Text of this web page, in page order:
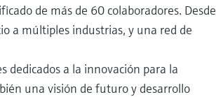
de más de 60 colaboradores. Desde
a múltiples industrias, y una red de
dedicados a la innovación para la
una visión de futuro y desarrollo